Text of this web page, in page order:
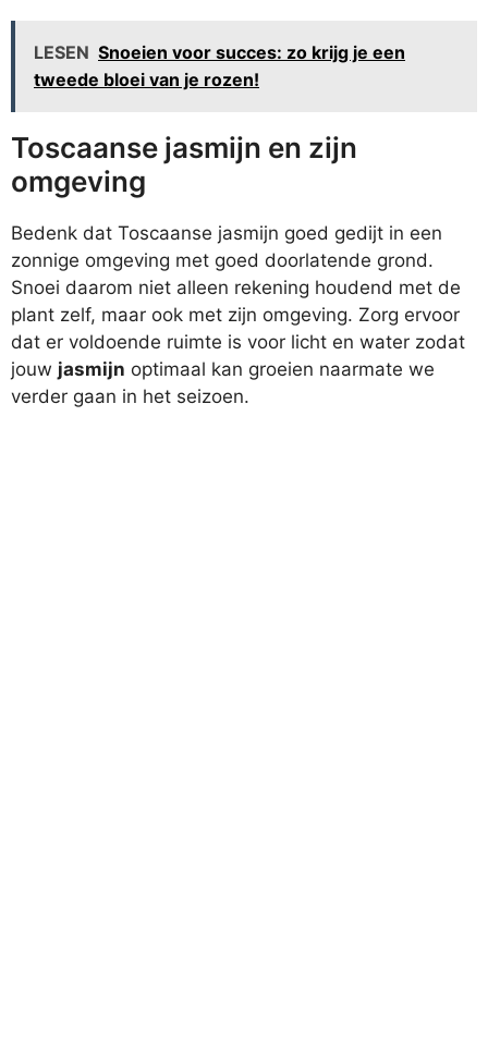
LESEN Snoeien voor succes: zo krijg je een
tweede bloei van je rozen!
Toscaanse jasmijn en zijn
omgeving
Bedenk dat Toscaanse jasmijn goed gedijt in een
zonnige omgeving met goed doorlatende grond.
Snoei daarom niet alleen rekening houdend met de
plant zelf, maar ook met zijn omgeving. Zorg ervoor
dat er voldoende ruimte is voor licht en water zodat
jouw jasmijn optimaal kan groeien naarmate we
verder gaan in het seizoen.